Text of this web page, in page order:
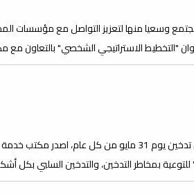
وسعيا منها لتعزيز التواصل مع مؤسسات
"التخطيط الاستراتيجي الشخصي" بالتعاون
بمناسبة الاحتفال باليوم العالمي بدون تدخين يوم 31 مايو من
بمخاطر التدخين، والتدخين السلبي بكل